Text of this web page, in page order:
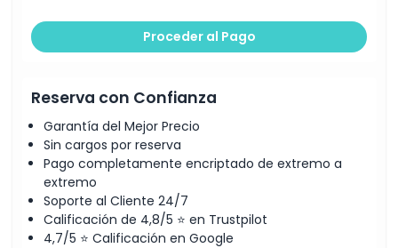
Proceder al Pago
Reserva con Confianza
Garantía del Mejor Precio
Sin cargos por reserva
Pago completamente encriptado de extremo a
extremo
Soporte al Cliente 24/7
Calificación de 4,8/5 ⭐ en Trustpilot
4,7/5 ⭐ Calificación en Google